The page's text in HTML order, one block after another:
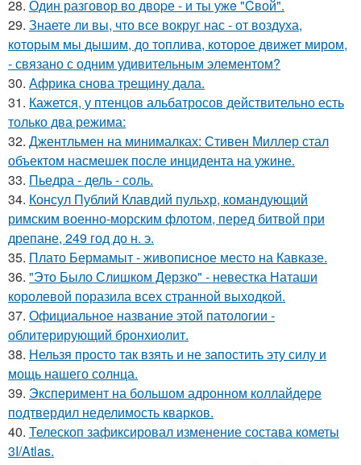
28. Один разговoр во двоpе - и ты ужe "Cвой".
29. Знаете ли вы, что все вокруг нас - от воздуха,
которым мы дышим, до топлива, которое движет миром,
- связано с одним удивительным элементом?
30. Африка снова трещину дала.
31. Кажется, у птенцов альбатросов действительно есть
только два режима:
32. Джентльмен на минималках: Стивен Миллер стал
объектом насмешек после инцидента на ужине.
33. Пьедра - дель - соль.
34. Консул Публий Клавдий пульхр, командующий
римским военно-морским флотом, перед битвой при
дрепане, 249 год до н. э.
35. Плато Бермамыт - живописное место на Кавказе.
36. "Это Было Слишком Дерзко" - невестка Наташи
королевой поразила всех странной выходкой.
37. Официальное название этой патологии -
облитерирующий бронхиолит.
38. Нельзя просто так взять и не запостить эту силу и
мощь нашего солнца.
39. Эксперимент на большом адронном коллайдере
подтвердил неделимость кварков.
40. Телескоп зафиксировал изменение состава кометы
3I/Atlas.